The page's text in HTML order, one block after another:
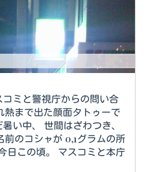
熱まで出た顔面タトゥーで
のコシャが 0,1グラムの所
マスコミと本庁